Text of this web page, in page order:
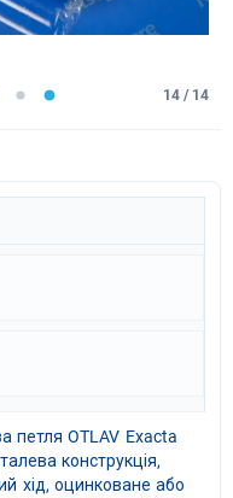
14 / 14
петля OTLAV Exacta
конструкція,
хід, оцинковане або